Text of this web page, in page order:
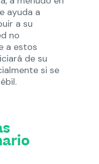
ayuda a
a su
no
a estos
de su
si se